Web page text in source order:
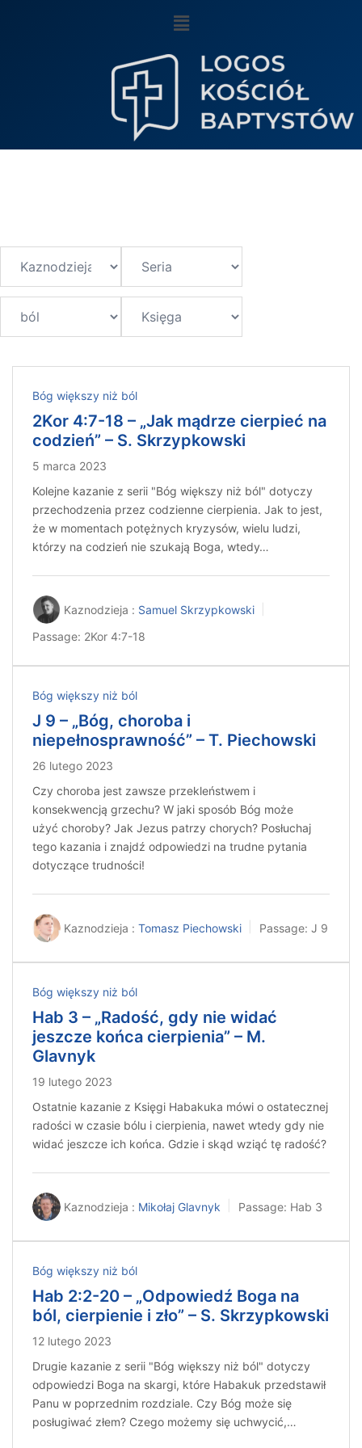
Bóg większy niż ból
2Kor 4:7-18 – „Jak mądrze cierpieć na
codzień” – S. Skrzypkowski
5 marca 2023
Kolejne kazanie z serii "Bóg większy niż ból" dotyczy
przechodzenia przez codzienne cierpienia. Jak to jest,
że w momentach potężnych kryzysów, wielu ludzi,
którzy na codzień nie szukają Boga, wtedy…
Kaznodzieja : Samuel Skrzypkowski
Passage: 2Kor 4:7-18
Bóg większy niż ból
J 9 – „Bóg, choroba i
niepełnosprawność” – T. Piechowski
26 lutego 2023
Czy choroba jest zawsze przekleństwem i
konsekwencją grzechu? W jaki sposób Bóg może
użyć choroby? Jak Jezus patrzy chorych? Posłuchaj
tego kazania i znajdź odpowiedzi na trudne pytania
dotyczące trudności!
Kaznodzieja : Tomasz Piechowski Passage: J 9
Bóg większy niż ból
Hab 3 – „Radość, gdy nie widać
jeszcze końca cierpienia” – M.
Glavnyk
19 lutego 2023
Ostatnie kazanie z Księgi Habakuka mówi o ostatecznej
radości w czasie bólu i cierpienia, nawet wtedy gdy nie
widać jeszcze ich końca. Gdzie i skąd wziąć tę radość?
Kaznodzieja : Mikołaj Glavnyk Passage: Hab 3
Bóg większy niż ból
Hab 2:2-20 – „Odpowiedź Boga na
ból, cierpienie i zło” – S. Skrzypkowski
12 lutego 2023
Drugie kazanie z serii "Bóg większy niż ból" dotyczy
odpowiedzi Boga na skargi, które Habakuk przedstawił
Panu w poprzednim rozdziale. Czy Bóg może się
posługiwać złem? Czego możemy się uchwycić,…